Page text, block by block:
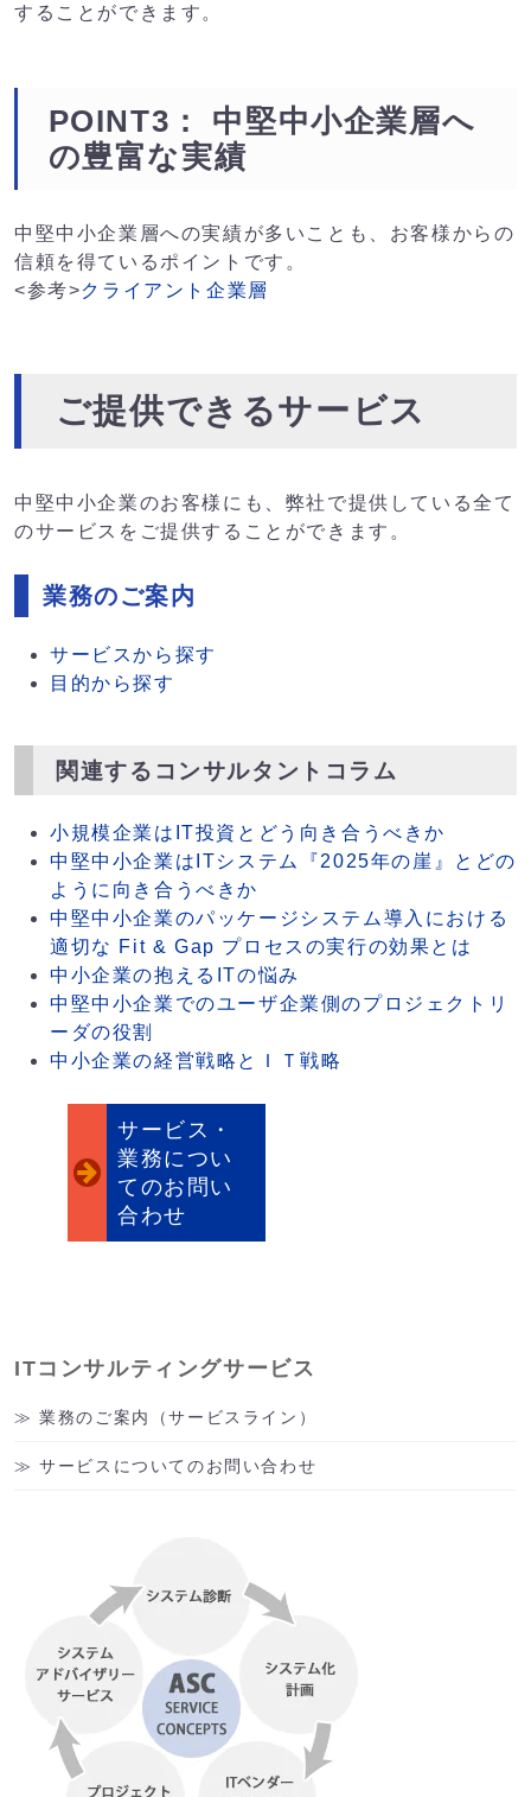
することができます。
POINT3： 中堅中小企業層へ
の豊富な実績
中堅中小企業層への実績が多いことも、お客様からの
信頼を得ているポイントです。
<参考>クライアント企業層
ご提供できるサービス
中堅中小企業のお客様にも、弊社で提供している全て
のサービスをご提供することができます。
業務のご案内
サービスから探す
目的から探す
関連するコンサルタントコラム
小規模企業はIT投資とどう向き合うべきか
中堅中小企業はITシステム『2025年の崖』とどの
ように向き合うべきか
中堅中小企業のパッケージシステム導入における
適切な Fit & Gap プロセスの実行の効果とは
中小企業の抱えるITの悩み
中堅中小企業でのユーザ企業側のプロジェクトリ
ーダの役割
中小企業の経営戦略とＩＴ戦略
サービス・
業務につい
てのお問い
合わせ
ITコンサルティングサービス
業務のご案内（サービスライン）
サービスについてのお問い合わせ